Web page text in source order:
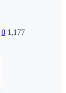
0 1,177